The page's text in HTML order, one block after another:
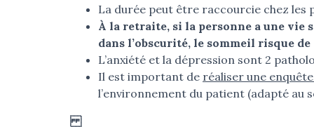
La durée peut être raccourcie chez les
À la retraite, si la personne a une vie
dans l’obscurité, le sommeil risque
L’anxiété et la dépression sont 2
Il est important de réaliser une
l’environnement du patient (adapté au